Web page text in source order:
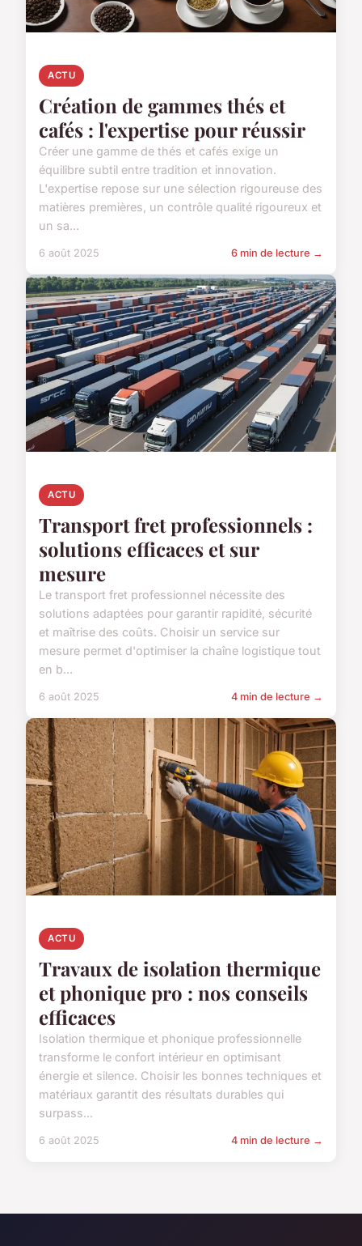
ACTU
Création de gammes thés et
cafés : l'expertise pour réussir
Créer une gamme de thés et cafés exige un
équilibre subtil entre tradition et innovation.
L'expertise repose sur une sélection rigoureuse des
matières premières, un contrôle qualité rigoureux et
un sa...
6 août 2025 6 min de lecture →
ACTU
Transport fret professionnels :
solutions efficaces et sur
mesure
Le transport fret professionnel nécessite des
solutions adaptées pour garantir rapidité, sécurité
et maîtrise des coûts. Choisir un service sur
mesure permet d'optimiser la chaîne logistique tout
en b...
6 août 2025 4 min de lecture →
ACTU
Travaux de isolation thermique
et phonique pro : nos conseils
efficaces
Isolation thermique et phonique professionnelle
transforme le confort intérieur en optimisant
énergie et silence. Choisir les bonnes techniques et
matériaux garantit des résultats durables qui
surpass...
6 août 2025 4 min de lecture →